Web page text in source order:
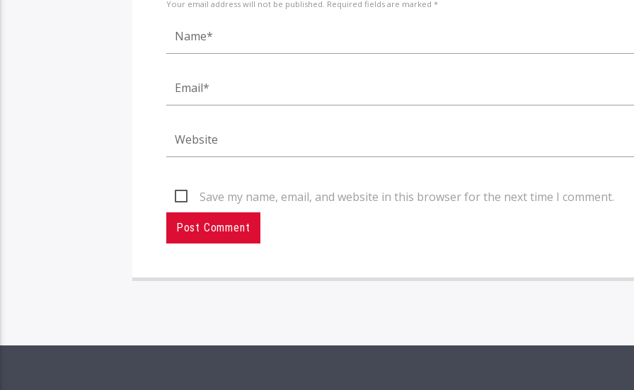
Your email address will not be published. Required fields are marked *
Save my name, email, and website in this browser for the next time I comment.